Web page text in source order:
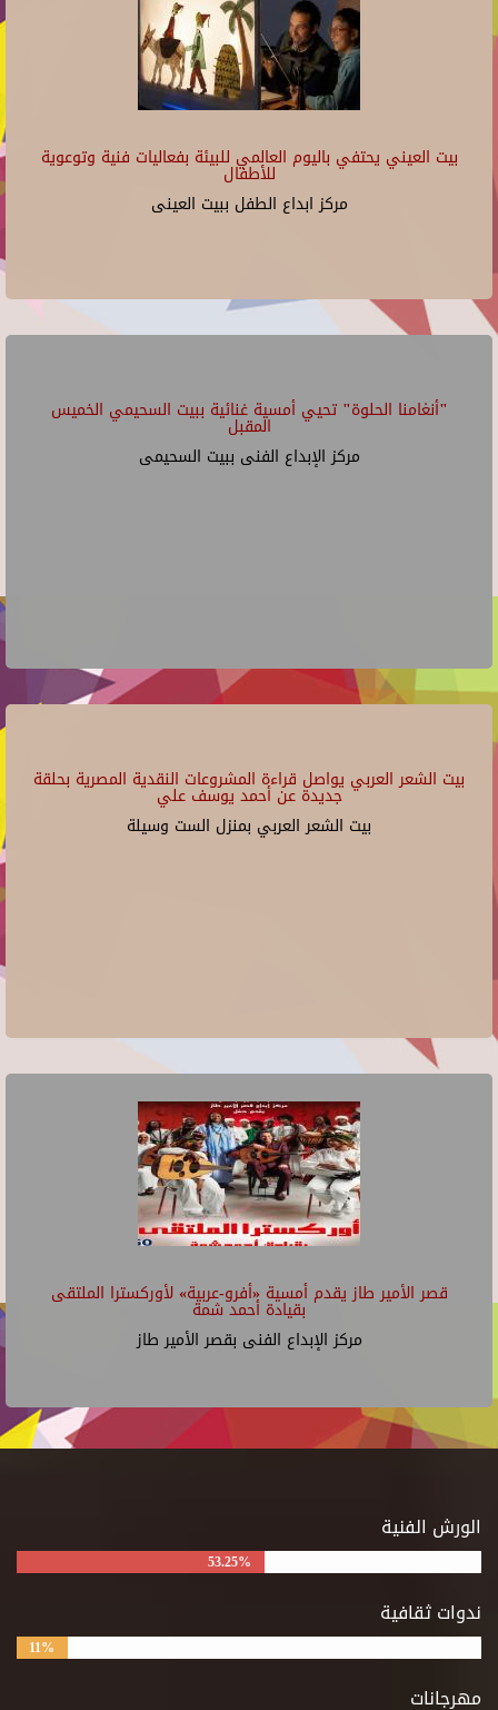
بيت العيني يحتفي باليوم العالمي للبيئة بفعاليات فنية وتوعوية
للأطفال
مركز ابداع الطفل ببيت العينى
"أنغامنا الحلوة" تحيي أمسية غنائية ببيت السحيمي الخميس
المقبل
مركز الإبداع الفنى ببيت السحيمى
بيت الشعر العربي يواصل قراءة المشروعات النقدية المصرية بحلقة
جديدة عن أحمد يوسف علي
بيت الشعر العربي بمنزل الست وسيلة
قصر الأمير طاز يقدم أمسية «أفرو-عربية» لأوركسترا الملتقى
بقيادة أحمد شمة
مركز الإبداع الفنى بقصر الأمير طاز
الورش الفنية
53.25%
ندوات ثقافية
11%
مهرجانات